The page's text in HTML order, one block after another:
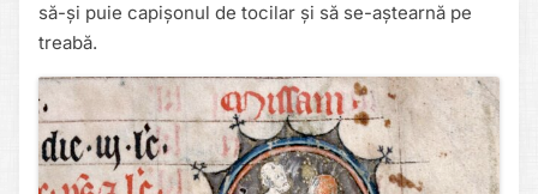
să-și puie capișonul de tocilar și să se-aștearnă pe
treabă.